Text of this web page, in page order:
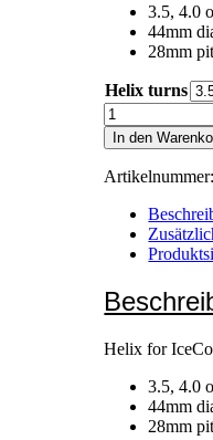
3.5, 4.0
44mm
28mm
Helix turns
Helix
Element
(3.5
/
turns)
In den
Helix for
3.5, 4.0
44mm
28mm